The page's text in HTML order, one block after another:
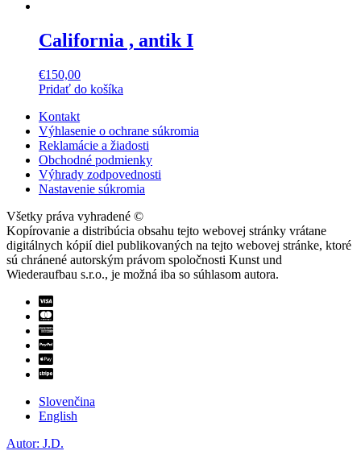
California , antik I
€150,00
Pridať do košíka
Kontakt
Výhlasenie o ochrane súkromia
Reklamácie a žiadosti
Obchodné podmienky
Výhrady zodpovednosti
Nastavenie súkromia
Všetky práva vyhradené ©
Kopírovanie a distribúcia obsahu tejto webovej stránky vrátane
digitálnych kópií diel publikovaných na tejto webovej stránke, ktoré
sú chránené autorským právom spoločnosti Kunst und
Wiederaufbau s.r.o., je možná iba so súhlasom autora.
Slovenčina
English
Autor: J.D.